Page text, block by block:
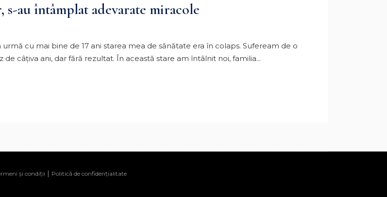
s-au întâmplat adevarate miracole
cu mai bine de 17 ani starea mea de sănătate era în colaps. Sufeream de o
câţiva ani, dar fără rezultat. În această stare am întâlnit noi, familia...
și condiții | Politică de confidențialitate